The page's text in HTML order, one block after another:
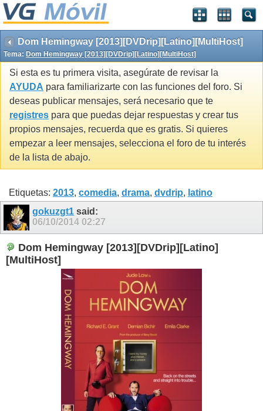
Dom Hemingway [2013][DVDrip][Latino][MultiHost]
Tema: Dom Hemingway [2013][DVDrip][Latino][MultiHost]
Si esta es tu primera visita, asegúrate de revisar la
AYUDA para familiarizarte con las funciones del foro. Si
deseas publicar mensajes, será necesario que te
registres para que puedas dejar respuestas y crear tus
propios mensajes, recuerda que es gratis. Si quieres
empezar a leer mensajes, selecciona el foro de tu interés
de la lista de abajo.
Etiquetas: 2013, comedia, drama, dvdrip, latino
gokuzgt1 said:
06/10/2014 02:27
Dom Hemingway [2013][DVDrip][Latino]
[MultiHost]